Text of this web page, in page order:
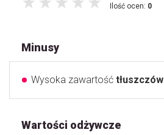
Ilość ocen: 0
Minusy
Wysoka zawartość tłuszczów
Wartości odżywcze